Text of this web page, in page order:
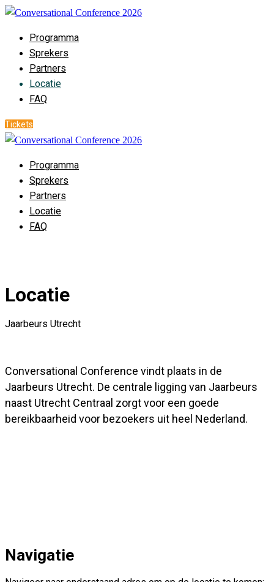
Programma
Sprekers
Partners
Locatie
FAQ
Tickets
Programma
Sprekers
Partners
Locatie
FAQ
Locatie
Jaarbeurs Utrecht
Conversational Conference vindt plaats in de
Jaarbeurs Utrecht. De centrale ligging van Jaarbeurs
naast Utrecht Centraal zorgt voor een goede
bereikbaarheid voor bezoekers uit heel Nederland.
Navigatie